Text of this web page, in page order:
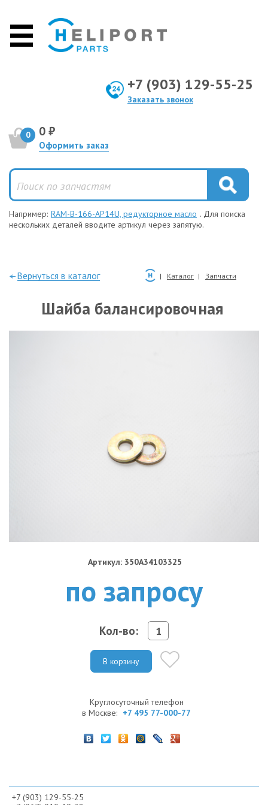
+7 (903) 129-55-25
Заказать звонок
0 0 ₽
Оформить заказ
Например: RAM-B-166-AP14U, редукторное масло . Для поиска
нескольких деталей вводите артикул через запятую.
—Вернуться в каталог Каталог Запчасти
Шайба балансировочная
Артикул: 350A34103325
по запросу
Кол-во:
В корзину
Круглосуточный телефон
в Москве: +7 495 77-000-77
+7 (903) 129-55-25